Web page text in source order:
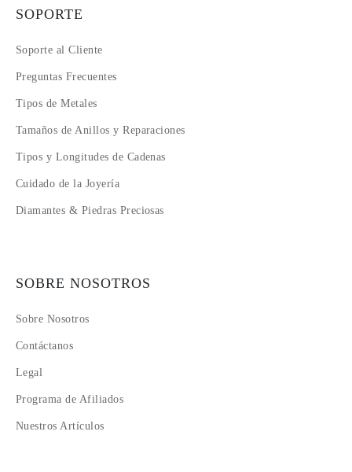
SOPORTE
Soporte al Cliente
Preguntas Frecuentes
Tipos de Metales
Tamaños de Anillos y Reparaciones
Tipos y Longitudes de Cadenas
Cuidado de la Joyería
Diamantes & Piedras Preciosas
SOBRE NOSOTROS
Sobre Nosotros
Contáctanos
Legal
Programa de Afiliados
Nuestros Artículos